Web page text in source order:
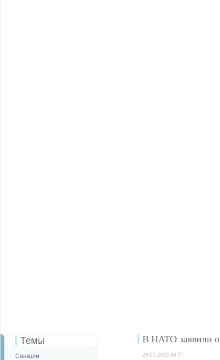
Темы
Санкции
В НАТО заявили о
29.01.2023 08:37